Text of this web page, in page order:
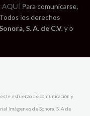
AQUÍ Para comunicarse,
los derechos
S. A. de C.V.y o
esfuerzo de comunicación y
Imágenes de Sonora, S. A de